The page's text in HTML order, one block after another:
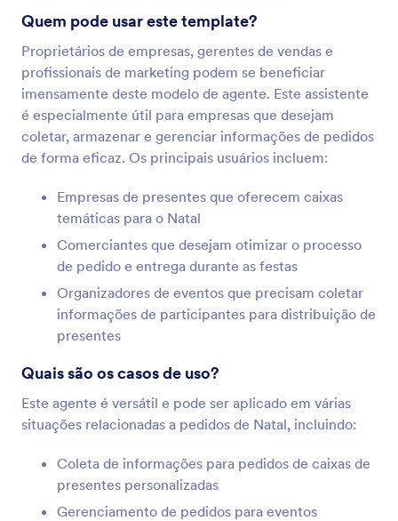
Quem pode usar este template?
Proprietários de empresas, gerentes de vendas e
profissionais de marketing podem se beneficiar
imensamente deste modelo de agente. Este assistente
é especialmente útil para empresas que desejam
coletar, armazenar e gerenciar informações de pedidos
de forma eficaz. Os principais usuários incluem:
Empresas de presentes que oferecem caixas
temáticas para o Natal
Comerciantes que desejam otimizar o processo
de pedido e entrega durante as festas
Organizadores de eventos que precisam coletar
informações de participantes para distribuição de
presentes
Quais são os casos de uso?
Este agente é versátil e pode ser aplicado em várias
situações relacionadas a pedidos de Natal, incluindo:
Coleta de informações para pedidos de caixas de
presentes personalizadas
Gerenciamento de pedidos para eventos